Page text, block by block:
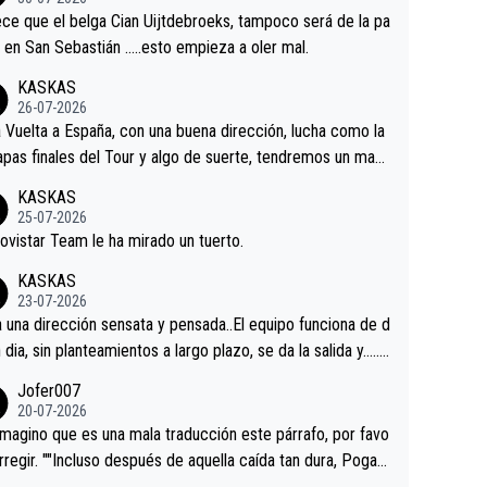
en la Vuelta a Burgos sigue la mejoría, podríamos t
sorpresa en la Vuelta.Ojalá.
que el belga Cian Uijtdebroeks, tampoco será de la pa
San Sebastián …..esto empieza a oler mal.
KASKAS
26-07-2026
Vuelta a España, con una buena dirección, lucha como la
finales del Tour y algo de suerte, tendremos un magn
KASKAS
25-07-2026
Team le ha mirado un tuerto.
KASKAS
23-07-2026
una dirección sensata y pensada..El equipo funciona de d
dia, sin planteamientos a largo plazo, se da la salida y…..v
Velez etc etc.Me da pena vivir estos momentos t
sin victorias.
Jofer007
20-07-2026
que es una mala traducción este párrafo, por favo
""Incluso después de aquella caída tan dura, Pogac